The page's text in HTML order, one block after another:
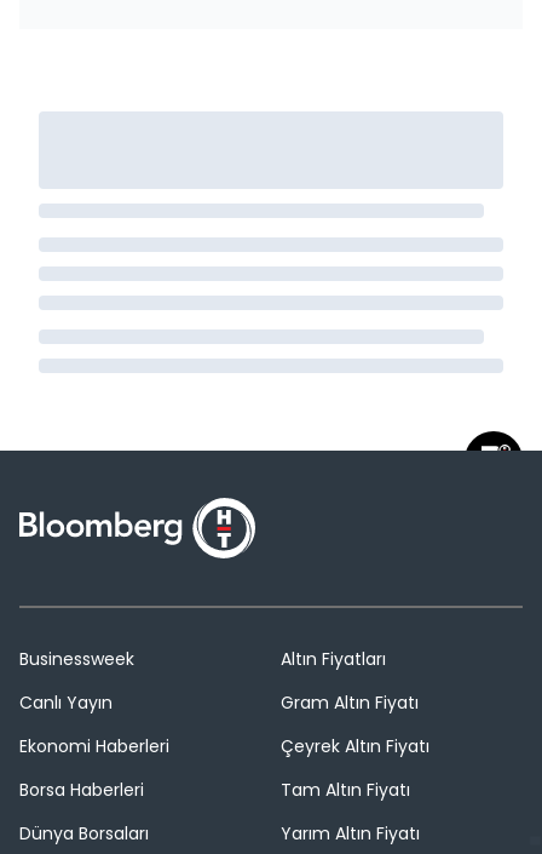
Businessweek
Canlı Yayın
Ekonomi Haberleri
Borsa Haberleri
Dünya Borsaları
Altın Fiyatları
Gram Altın Fiyatı
Çeyrek Altın Fiyatı
Tam Altın Fiyatı
Yarım Altın Fiyatı